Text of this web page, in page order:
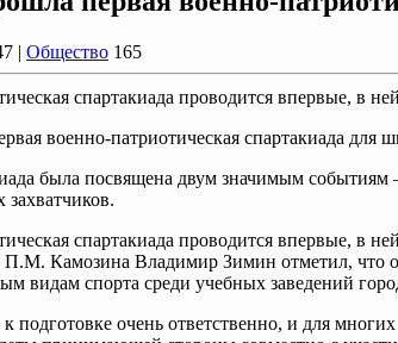
| Общество 165
спартакиада проводится впервые, в
военно-патриотическая спартакиада для
была посвящена двум значимым
спартакиада проводится впервые, в
Камозина Владимир Зимин отметил, что
видам спорта среди учебных заведений
подготовке очень ответственно, и для